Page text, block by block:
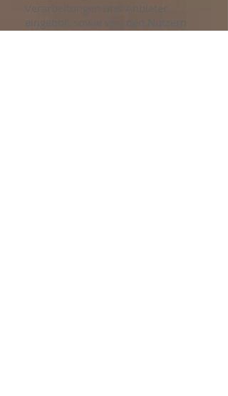
Verarbeitungen und Anbieter